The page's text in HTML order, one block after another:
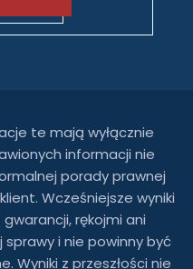
te mają wyłącznie
informacji nie
porady prawnej
Wcześniejsze wyniki
rękojmi ani
sprawy i nie powinny być
Wyniki z przeszłości nie